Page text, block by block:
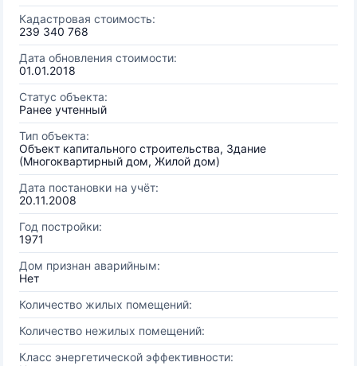
Кадастровая стоимость:
239 340 768
Дата обновления стоимости:
01.01.2018
Статус объекта:
Ранее учтенный
Тип объекта:
Объект капитального строительства, Здание
(Многоквартирный дом, Жилой дом)
Дата постановки на учёт:
20.11.2008
Год постройки:
1971
Дом признан аварийным:
Нет
Количество жилых помещений:
Количество нежилых помещений:
Класс энергетической эффективности: